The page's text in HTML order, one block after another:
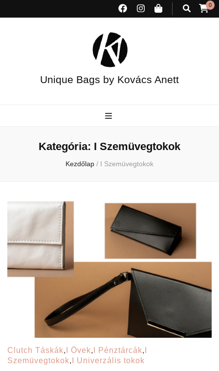
0
Unique Bags by Kovács Anett
Kategória: I Szemüvegtokok
Kezdőlap / I Szemüvegtokok
Clutch Táskák, I Övek, I Pénztárcák,
Szemüvegtokok, I Univerzális tokok